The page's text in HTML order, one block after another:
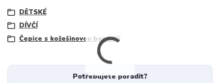
DĚTSKÉ
DÍVČÍ
Čepice s kožešinovou bambulí
Potřebujete poradit?